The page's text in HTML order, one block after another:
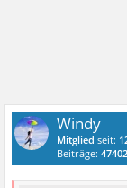
Windy
Mitglied seit:
Beiträge:47402